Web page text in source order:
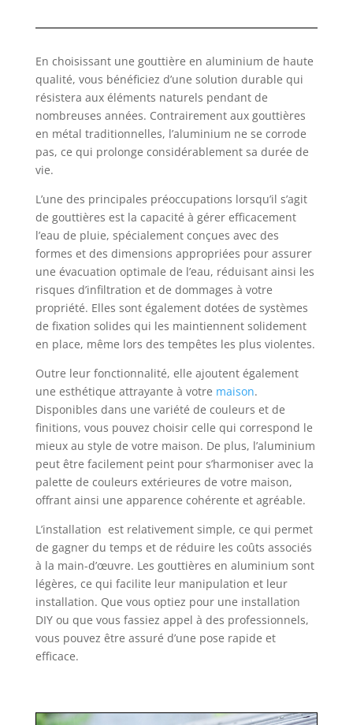
En choisissant une gouttière en aluminium de haute
qualité, vous bénéficiez d’une solution durable qui
résistera aux éléments naturels pendant de
nombreuses années. Contrairement aux gouttières
en métal traditionnelles, l’aluminium ne se corrode
pas, ce qui prolonge considérablement sa durée de
vie.
L’une des principales préoccupations lorsqu’il s’agit
de gouttières est la capacité à gérer efficacement
l’eau de pluie, spécialement conçues avec des
formes et des dimensions appropriées pour assurer
une évacuation optimale de l’eau, réduisant ainsi les
risques d’infiltration et de dommages à votre
propriété. Elles sont également dotées de systèmes
de fixation solides qui les maintiennent solidement
en place, même lors des tempêtes les plus violentes.
Outre leur fonctionnalité, elle ajoutent également
une esthétique attrayante à votre maison.
Disponibles dans une variété de couleurs et de
finitions, vous pouvez choisir celle qui correspond le
mieux au style de votre maison. De plus, l’aluminium
peut être facilement peint pour s’harmoniser avec la
palette de couleurs extérieures de votre maison,
offrant ainsi une apparence cohérente et agréable.
L’installation est relativement simple, ce qui permet
de gagner du temps et de réduire les coûts associés
à la main-d’œuvre. Les gouttières en aluminium sont
légères, ce qui facilite leur manipulation et leur
installation. Que vous optiez pour une installation
DIY ou que vous fassiez appel à des professionnels,
vous pouvez être assuré d’une pose rapide et
efficace.